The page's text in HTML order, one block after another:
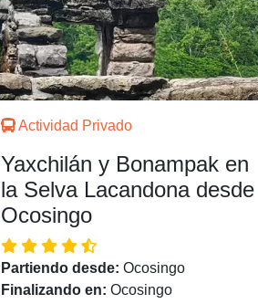
Actividad Privado
Yaxchilán y Bonampak en
la Selva Lacandona desde
Ocosingo
Partiendo desde: Ocosingo
Finalizando en: Ocosingo